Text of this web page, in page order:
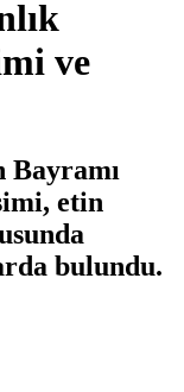
ve
Bayramı
etin
bulundu.